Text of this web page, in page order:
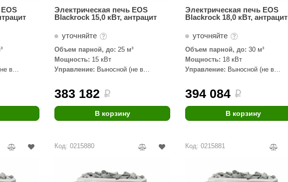
в
Электрическая печь EOS
Blackrock 15,0 кВт, антрацит
уточняйте
Объем парной, до: 25 м³
Мощность: 15 кВт
Управление: Выносной (не в
383 182 i
В корзину
Электрическая печь EOS
Blackrock 18,0 кВт, антрацит
уточняйте
Объем парной, до: 30 м³
Мощность: 18 кВт
Управление: Выносной (не в
394 084 i
В корзину
Код: 0215880 Код: 0215881